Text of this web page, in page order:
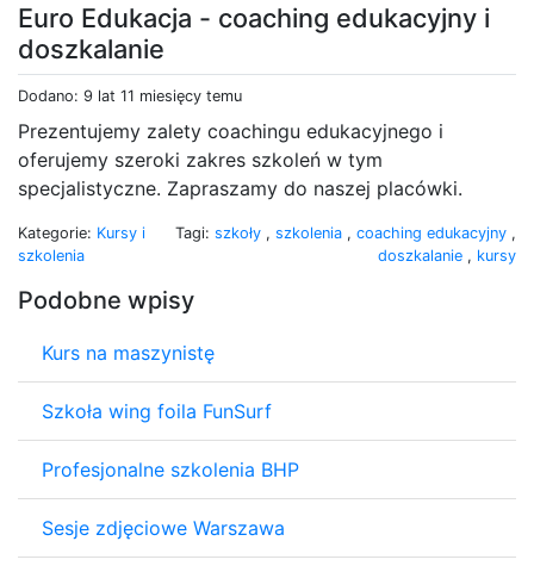
Euro Edukacja - coaching edukacyjny i
doszkalanie
Dodano: 9 lat 11 miesięcy temu
Prezentujemy zalety coachingu edukacyjnego i
oferujemy szeroki zakres szkoleń w tym
specjalistyczne. Zapraszamy do naszej placówki.
Kategorie: Kursy i
szkolenia
Tagi: szkoły , szkolenia , coaching edukacyjny ,
doszkalanie , kursy
Podobne wpisy
Kurs na maszynistę
Szkoła wing foila FunSurf
Profesjonalne szkolenia BHP
Sesje zdjęciowe Warszawa